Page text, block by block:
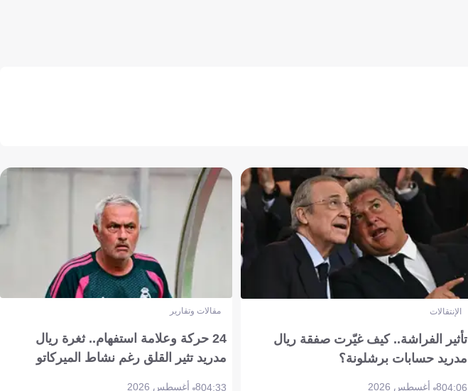
الإنتقالات
تأثير الفراشة.. كيف غيّرت صفقة ريال
مدريد حسابات برشلونة؟
04:068 أغسطس 2026
مقالات وتقارير
24 حركة وعلامة استفهام.. ثغرة ريال
مدريد تثير القلق رغم نشاط الميركاتو
04:338 أغسطس 2026